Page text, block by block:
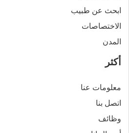
ابحث عن طبيب
الاختصاصات
المدن
أكثر
معلومات عنا
اتصل بنا
وظائف